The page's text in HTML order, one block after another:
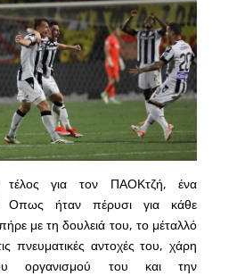
τέλος για τον ΠΑΟΚτζή, ένα
Οπως ήταν πέρυσι για κάθε
με τη δουλειά του, το μέταλλό
πνευματικές αντοχές του, χάρη
οργανισμού του και την